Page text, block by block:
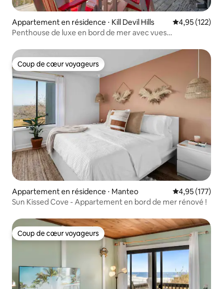
Appartement en résidence ⋅ Kill Devil Hills Évaluation
4,95 (122)
Penthouse de luxe en bord de mer avec vues
Coup de cœur voyageurs
Coup de cœur voyageurs
Appartement en résidence ⋅ Manteo Évaluation
4,95 (177)
Sun Kissed Cove - Appartement en bord de mer rénové !
Coup de cœur voyageurs
Coup de cœur voyageurs